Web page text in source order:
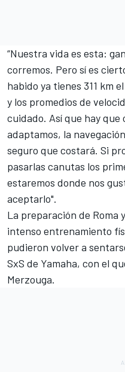
“Nuestra vida es esta:
corremos. Pero sí es
habido ya tienes 311 km
y los promedios de
cuidado. Así que hay
adaptamos, la
seguro que costará. Si
pasarlas canutas los
estaremos donde nos
aceptarlo".
La preparación de Roma
intenso entrenamiento
pudieron volver a
SxS de Yamaha, con el
Merzouga.